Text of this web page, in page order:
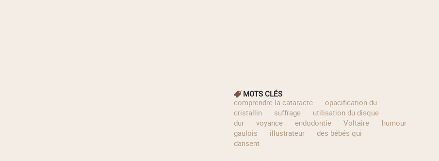
MOTS CLÉS
comprendre la cataracte
opacification du
cristallin
suffrage
utilisation du disque
dur
voyance endodontie Voltaire
humour
gaulois
illustrateur
des bébés qui
dansent